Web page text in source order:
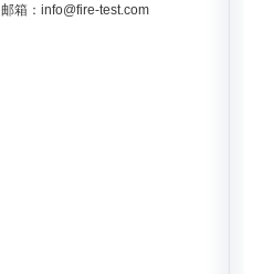
邮箱：info@fire-test.com